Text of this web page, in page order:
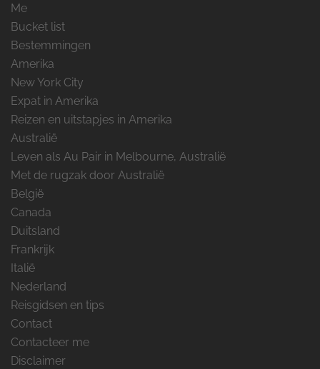
Me
Bucket list
Bestemmingen
Amerika
New York City
Expat in Amerika
Reizen en uitstapjes in Amerika
Australië
Leven als Au Pair in Melbourne, Australië
Met de rugzak door Australië
België
Canada
Duitsland
Frankrijk
Italië
Nederland
Reisgidsen en tips
Contact
Contacteer me
Disclaimer